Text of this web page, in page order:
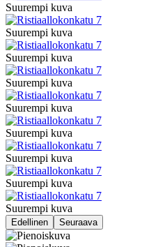
Suurempi kuva
Suurempi kuva
Suurempi kuva
Suurempi kuva
Suurempi kuva
Suurempi kuva
Suurempi kuva
Suurempi kuva
Suurempi kuva
Edellinen Seuraava